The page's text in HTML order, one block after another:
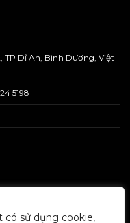
sử dụng cookie,
TP Dĩ An, Bình Dương, Việt
5198
| All right